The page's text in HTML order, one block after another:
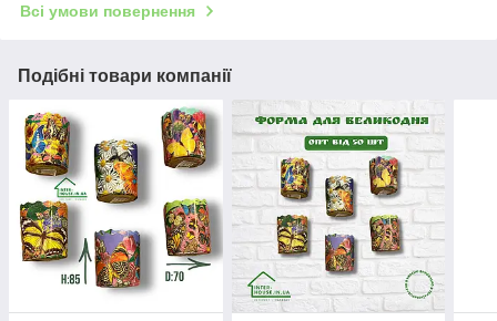
Всі умови повернення
Подібні товари компанії